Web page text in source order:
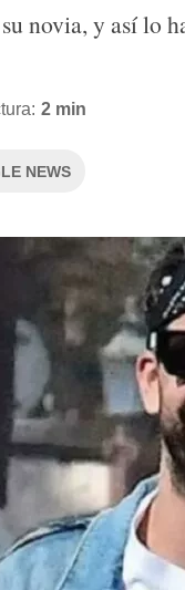
novia, y así lo
2 min
NEWS